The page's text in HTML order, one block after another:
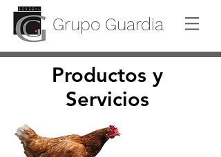
Grupo Guardia
Productos y
Servicios